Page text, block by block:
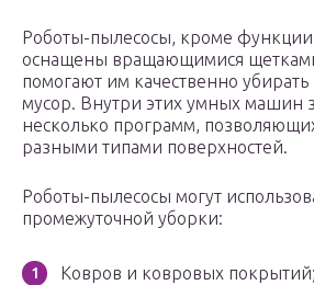
Роботы-пылесосы, кроме функции
оснащены вращающимися
помогают им качественно
мусор. Внутри этих умных машин
несколько программ,
разными типами поверхностей.
Роботы-пылесосы могут
промежуточной уборки:
Ковров и ковровых покрытий;